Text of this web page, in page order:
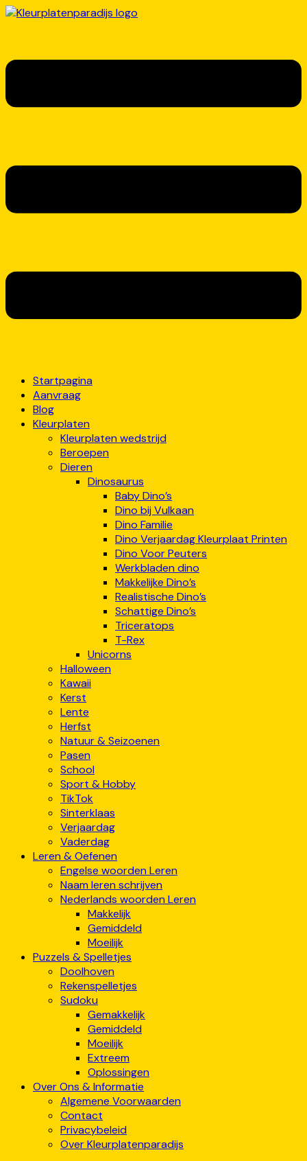
Startpagina
Aanvraag
Blog
Kleurplaten
Kleurplaten wedstrijd
Beroepen
Dieren
Dinosaurus
Baby Dino’s
Dino bij Vulkaan
Dino Familie
Dino Verjaardag Kleurplaat Printen
Dino Voor Peuters
Werkbladen dino
Makkelijke Dino’s
Realistische Dino’s
Schattige Dino’s
Triceratops
T-Rex
Unicorns
Halloween
Kawaii
Kerst
Lente
Herfst
Natuur & Seizoenen
Pasen
School
Sport & Hobby
TikTok
Sinterklaas
Verjaardag
Vaderdag
Leren & Oefenen
Engelse woorden Leren
Naam leren schrijven
Nederlands woorden Leren
Makkelijk
Gemiddeld
Moeilijk
Puzzels & Spelletjes
Doolhoven
Rekenspelletjes
Sudoku
Gemakkelijk
Gemiddeld
Moeilijk
Extreem
Oplossingen
Over Ons & Informatie
Algemene Voorwaarden
Contact
Privacybeleid
Over Kleurplatenparadijs